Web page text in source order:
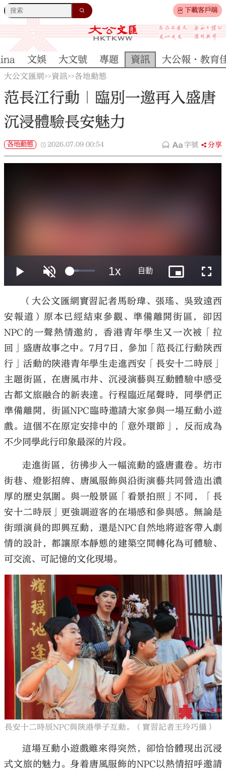
下載客戶端
文娛 大文號 專題 資訊 大公報·教育
大公文匯網>>資訊>>各地動態
范長江行動｜臨別一邀再入盛唐
沉浸體驗長安魅力
各地動態 2026.07.09 00:54 字號 分享
（大公文匯網實習記者馬盼瑋、張瑤、吳致遠西
安報道）原本已經結束參觀、準備離開街區，卻因
NPC的一聲熱情邀約，香港青年學生又一次被「拉
回」盛唐故事之中。7月7日，參加「范長江行動陝西
行」活動的陝港青年學生走進西安「長安十二時辰」
主題街區，在唐風市井、沉浸演藝與互動體驗中感受
古都文旅融合的新表達。行程臨近尾聲時，同學們正
準備離開，街區NPC臨時邀請大家參與一場互動小遊
戲。這個不在原定安排中的「意外環節」，反而成為
不少同學此行印象最深的片段。
走進街區，彷彿步入一幅流動的盛唐畫卷。坊市
街巷、燈影招牌、唐風服飾與沿街演藝共同營造出濃
厚的歷史氛圍。與一般景區「看景拍照」不同，「長
安十二時辰」更強調遊客的在場感和參與感。無論是
街頭演員的即興互動，還是NPC自然地將遊客帶入劇
情的設計，都讓原本靜態的建築空間轉化為可體驗、
可交流、可記憶的文化現場。
長安十二時辰NPC與陝港學子互動。（實習記者王玲巧攝）
這場互動小遊戲雖來得突然，卻恰恰體現出沉浸
式文旅的魅力。身着唐風服飾的NPC以熱情招呼邀請